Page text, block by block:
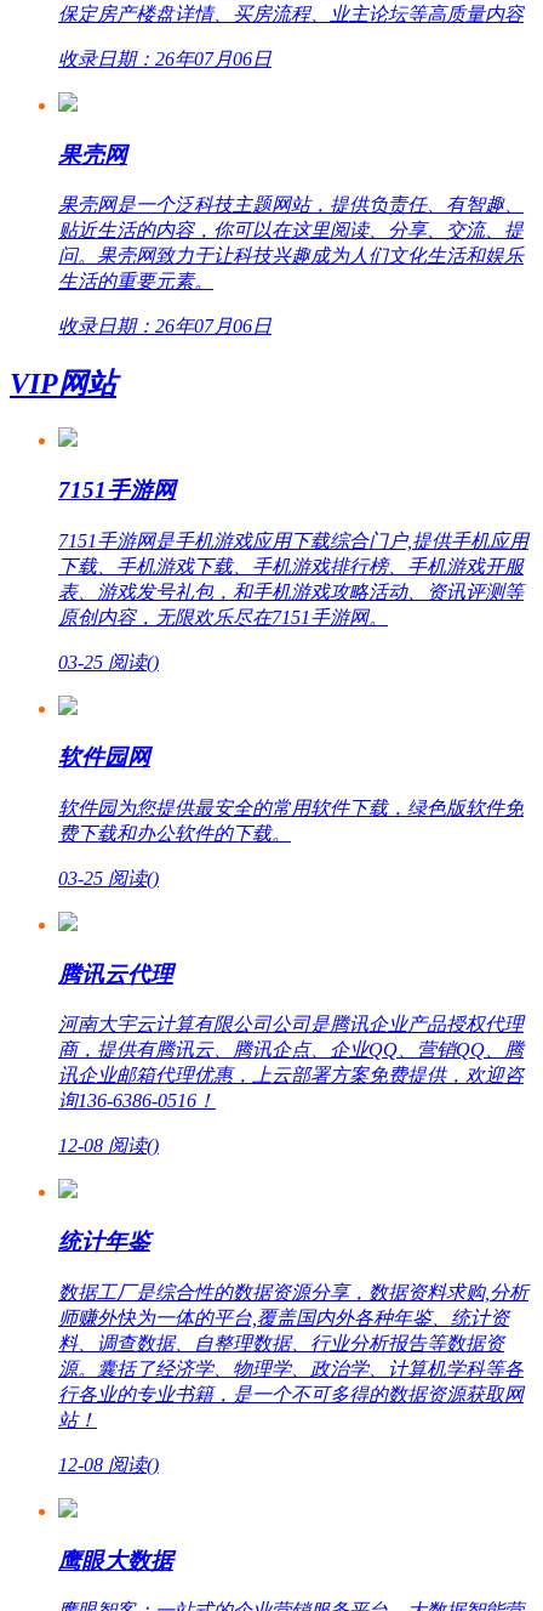
保定房产楼盘详情、买房流程、业主论坛等高质量内容
收录日期：26年07月06日
果壳网
果壳网是一个泛科技主题网站，提供负责任、有智趣、
贴近生活的内容，你可以在这里阅读、分享、交流、提
问。果壳网致力于让科技兴趣成为人们文化生活和娱乐
生活的重要元素。
收录日期：26年07月06日
VIP网站
7151手游网
7151手游网是手机游戏应用下载综合门户,提供手机应用
下载、手机游戏下载、手机游戏排行榜、手机游戏开服
表、游戏发号礼包，和手机游戏攻略活动、资讯评测等
原创内容，无限欢乐尽在7151手游网。
03-25 阅读()
软件园网
软件园为您提供最安全的常用软件下载，绿色版软件免
费下载和办公软件的下载。
03-25 阅读()
腾讯云代理
河南大宇云计算有限公司公司是腾讯企业产品授权代理
商，提供有腾讯云、腾讯企点、企业QQ、营销QQ、腾
讯企业邮箱代理优惠，上云部署方案免费提供，欢迎咨
询136-6386-0516！
12-08 阅读()
统计年鉴
数据工厂是综合性的数据资源分享，数据资料求购,分析
师赚外快为一体的平台,覆盖国内外各种年鉴、统计资
料、调查数据、自整理数据、行业分析报告等数据资
源。囊括了经济学、物理学、政治学、计算机学科等各
行各业的专业书籍，是一个不可多得的数据资源获取网
站！
12-08 阅读()
鹰眼大数据